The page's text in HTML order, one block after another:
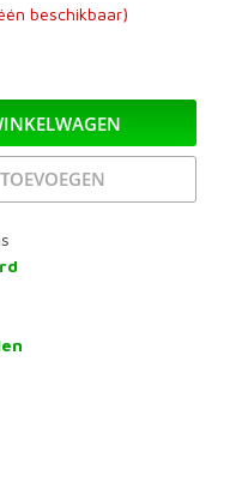
beschikbaar)